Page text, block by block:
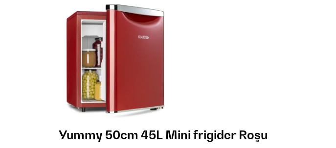
Yummy 50cm 45L Mini frigider Roşu